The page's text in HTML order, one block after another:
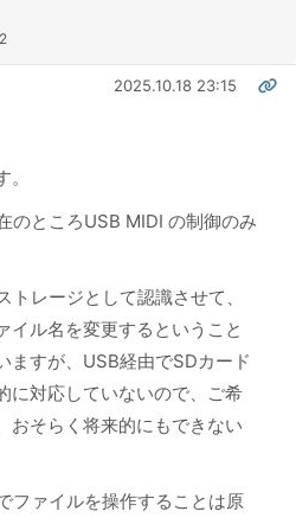
2025.10.18 23:15
のところUSB MIDI の制御のみ
レージとして認識させて、
イル名を変更するということ
ますが、USB経由でSDカード
に対応していないので、ご希
おそらく将来的にもできない
ファイルを操作することは原